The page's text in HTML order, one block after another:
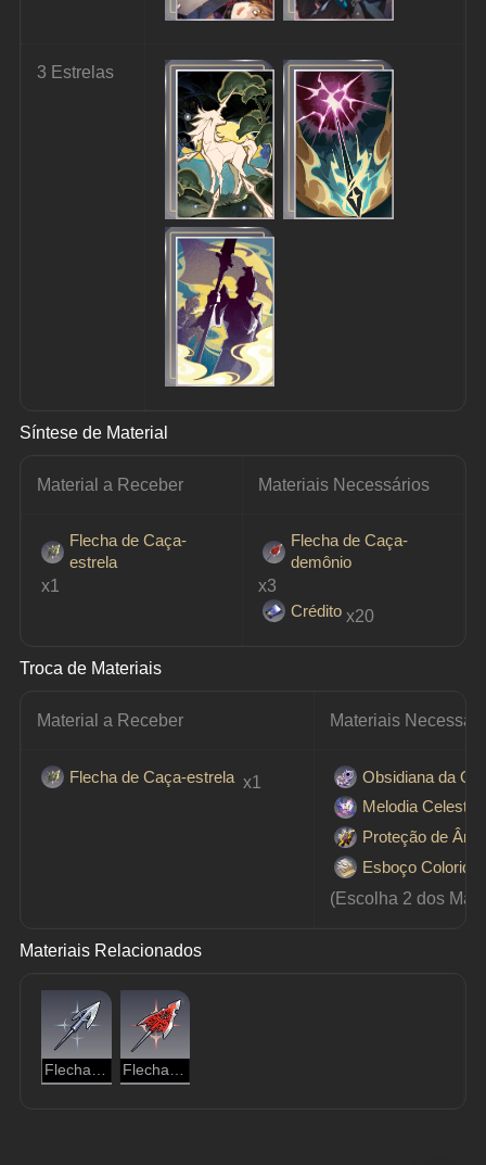
3 Estrelas
Síntese de Material
Material a Receber Materiais Necessários
Flecha de Caça-
estrela
x1
Flecha de Caça-
demônio
x3
Crédito x20
Troca de Materiais
Material a Receber Materiais
Flecha de Caça-estrela x1
Obsidiana da
Melodia Celestial
Proteção de
Esboço Colorido
(Escolha 2 dos
Materiais Relacionados